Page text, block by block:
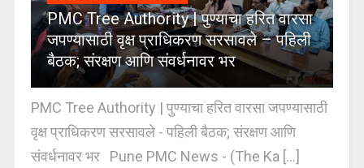
PMC Tree Authority | पुण्याचा हरित वारसा
जपण्यासाठी वृक्ष प्राधिकरण सरसावले – पहिली
बैठक; संरक्षण आणि संवर्धनावर भर
PMC Tree Authority | पुण्याचा हरित वारसा जपण्यासाठी
वृक्ष प्राधिकरण सरसावले - पहिली बैठक; संरक्षण आणि
संवर्धनावर भर Pune PMC News - (The Ka [...]